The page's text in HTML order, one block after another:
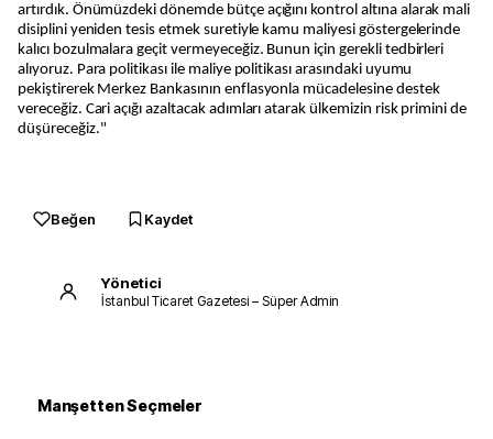
artırdık. Önümüzdeki dönemde bütçe açığını kontrol altına alarak mali
disiplini yeniden tesis etmek suretiyle kamu maliyesi göstergelerinde
kalıcı bozulmalara geçit vermeyeceğiz. Bunun için gerekli tedbirleri
alıyoruz. Para politikası ile maliye politikası arasındaki uyumu
pekiştirerek Merkez Bankasının enflasyonla mücadelesine destek
vereceğiz. Cari açığı azaltacak adımları atarak ülkemizin risk primini de
düşüreceğiz."
Beğen Kaydet
Yönetici
İstanbul Ticaret Gazetesi – Süper Admin
Manşetten Seçmeler